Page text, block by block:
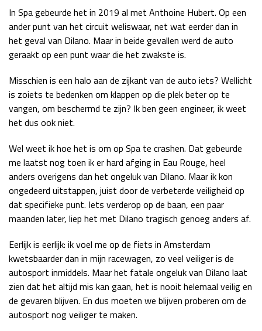
In Spa gebeurde het in 2019 al met Anthoine Hubert. Op een
ander punt van het circuit weliswaar, net wat eerder dan in
het geval van Dilano. Maar in beide gevallen werd de auto
geraakt op een punt waar die het zwakste is.
Misschien is een halo aan de zijkant van de auto iets? Wellicht
is zoiets te bedenken om klappen op die plek beter op te
vangen, om beschermd te zijn? Ik ben geen engineer, ik weet
het dus ook niet.
Wel weet ik hoe het is om op Spa te crashen. Dat gebeurde
me laatst nog toen ik er hard afging in Eau Rouge, heel
anders overigens dan het ongeluk van Dilano. Maar ik kon
ongedeerd uitstappen, juist door de verbeterde veiligheid op
dat specifieke punt. Iets verderop op de baan, een paar
maanden later, liep het met Dilano tragisch genoeg anders af.
Eerlijk is eerlijk: ik voel me op de fiets in Amsterdam
kwetsbaarder dan in mijn racewagen, zo veel veiliger is de
autosport inmiddels. Maar het fatale ongeluk van Dilano laat
zien dat het altijd mis kan gaan, het is nooit helemaal veilig en
de gevaren blijven. En dus moeten we blijven proberen om de
autosport nog veiliger te maken.